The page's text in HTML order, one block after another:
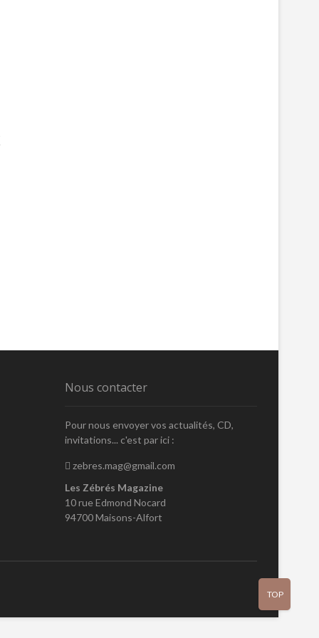
Nous contacter
Pour nous envoyer vos actualités, CD,
invitations... c'est par ici :
zebres.mag@gmail.com
Les Zébrés Magazine
10 rue Edmond Nocard
94700 Maisons-Alfort
TOP